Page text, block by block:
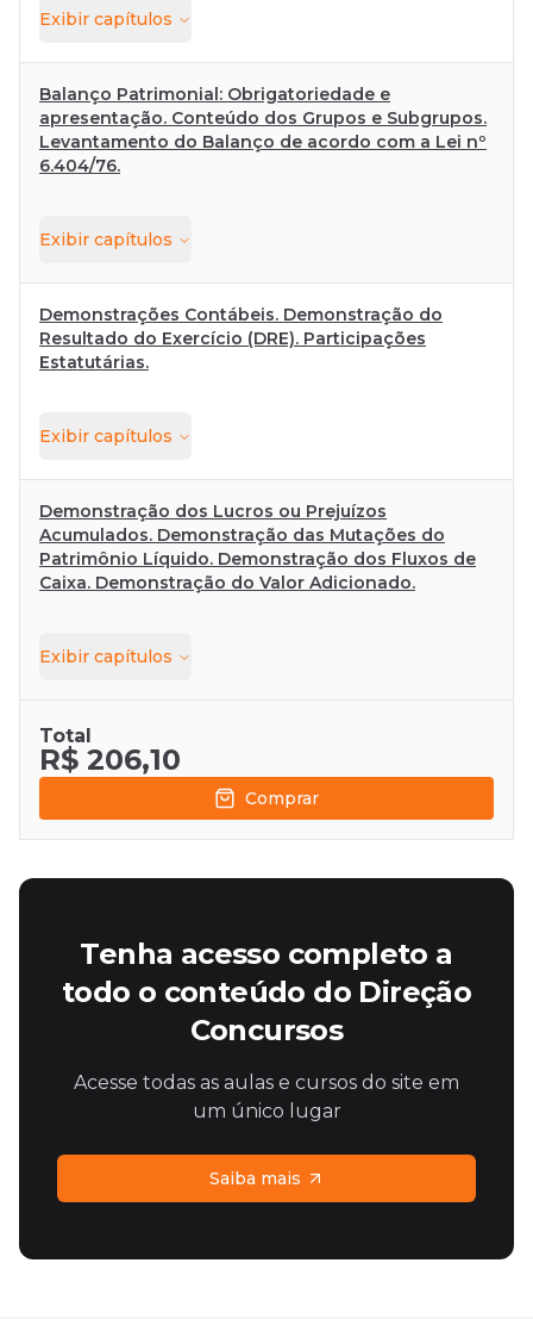
Exibir capítulos
Balanço Patrimonial: Obrigatoriedade e
apresentação. Conteúdo dos Grupos e Subgrupos.
Levantamento do Balanço de acordo com a Lei nº
6.404/76.
Exibir capítulos
Demonstrações Contábeis. Demonstração do
Resultado do Exercício (DRE). Participações
Estatutárias.
Exibir capítulos
Demonstração dos Lucros ou Prejuízos
Acumulados. Demonstração das Mutações do
Patrimônio Líquido. Demonstração dos Fluxos de
Caixa. Demonstração do Valor Adicionado.
Exibir capítulos
Total
R$ 206,10
Comprar
Tenha acesso completo a
todo o conteúdo do Direção
Concursos
Acesse todas as aulas e cursos do site em
um único lugar
Saiba mais